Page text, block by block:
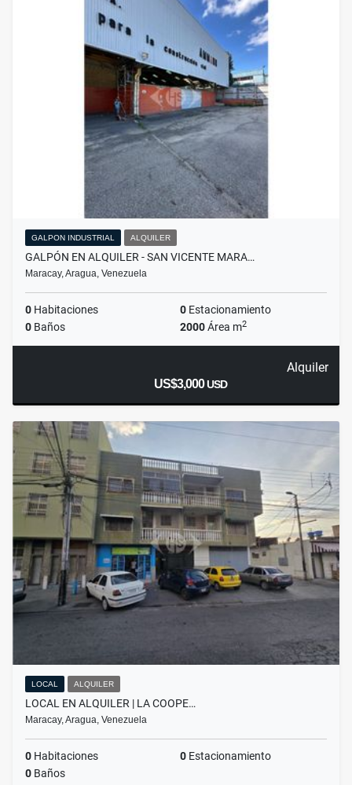
GALPON INDUSTRIAL ALQUILER
GALPÓN EN ALQUILER - SAN VICENTE MARA…
Maracay, Aragua, Venezuela
0 Habitaciones 0 Estacionamiento
0 Baños 2000Área m2
Alquiler
US$3,000USD
LOCAL ALQUILER
LOCAL EN ALQUILER | LA COOPE…
Maracay, Aragua, Venezuela
0 Habitaciones 0 Estacionamiento
0 Baños